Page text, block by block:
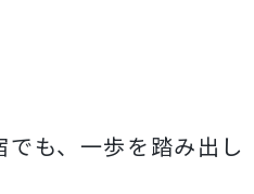
も、一歩を踏み出し